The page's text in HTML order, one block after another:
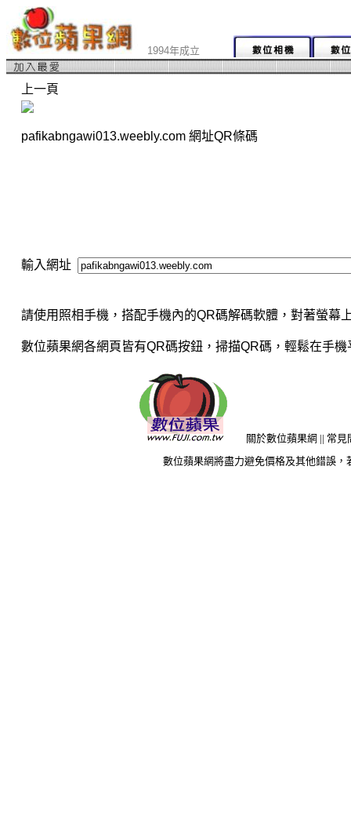
1994年成立
上一頁
pafikabngawi013.weebly.com 網址QR條碼
輸入網址
請使用照相手機，搭配手機內的QR碼解碼軟體，對著螢幕
數位蘋果網各網頁皆有QR碼按鈕，掃描QR碼，輕鬆在手
關於數位蘋果網 || 常見
數位蘋果網將盡力避免價格及其他錯誤